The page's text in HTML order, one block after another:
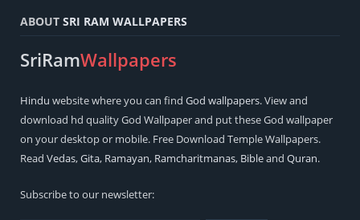
ABOUT SRI RAM WALLPAPERS
SriRamWallpapers
Hindu website where you can find God wallpapers. View and
download hd quality God Wallpaper and put these God wallpaper
on your desktop or mobile. Free Download Temple Wallpapers.
Read Vedas,Gita, Ramayan, Ramcharitmanas, Bibleand Quran.
Subscribe to our newsletter: